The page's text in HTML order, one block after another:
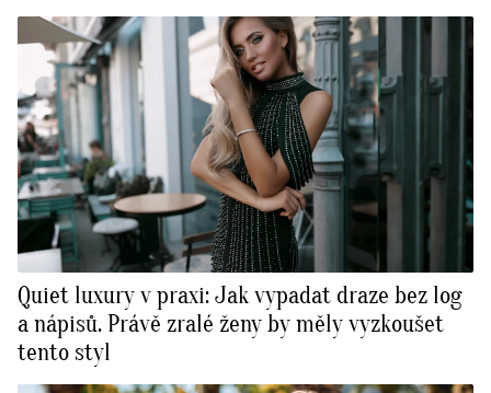
Quiet luxury v praxi: Jak vypadat draze bez log
a nápisů. Právě zralé ženy by měly vyzkoušet
tento styl